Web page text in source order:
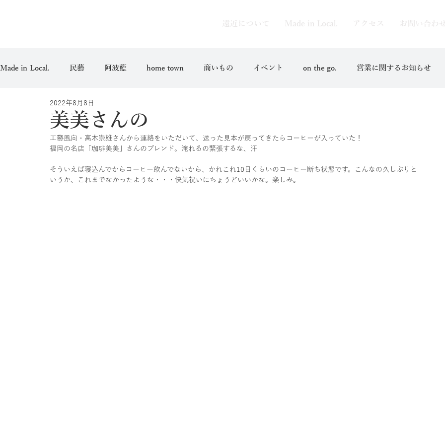
遠近について Made in Local. アクセス お問い合わ
Made in Local. 民藝 阿波藍 home town 商いもの イベント on the go. 営業に関するお知らせ
美美さんの
2022年8月8日
工藝風向・高木崇雄さんから連絡をいただいて、送った見本が戻ってきたらコーヒーが入っていた！
福岡の名店「珈琲美美」さんのブレンド。淹れるの緊張するな、汗
そういえば寝込んでからコーヒー飲んでないから、かれこれ10日くらいのコーヒー断ち状態です。こんなの久しぶりと
いうか、これまでなかったような・・・快気祝いにちょうどいいかな。楽しみ。